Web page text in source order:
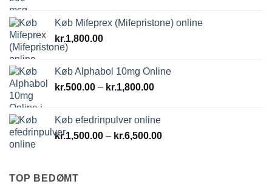
Køb Mifeprex (Mifepristone) online
kr.1,800.00
Køb Alphabol 10mg Online
kr.500.00 – kr.1,800.00Prisinterval:
kr.1,800.00
Køb efedrinpulver online
kr.1,500.00 – kr.6,500.00Prisinterval:
TOP BEDØMT